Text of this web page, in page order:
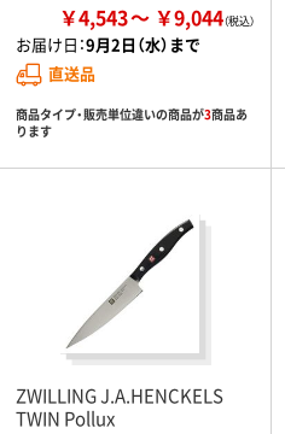
￥4,543 ￥9,044
お届け日：9月2日（水）まで
直送品
商品タイプ・販売単位違いの商品が3商品あ
ります
ZWILLING J.A.HENCKELS
TWIN Pollux